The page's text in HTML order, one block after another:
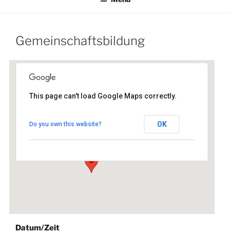
Gemeinschaftsbildung
Seminarraum
Johannisstraße 1 - Lauf an der Pegnitz
This page can't load Google Maps correctly.
Do you own this website? OK
Datum/Zeit